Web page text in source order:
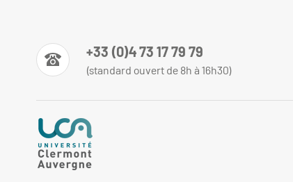
+33 (0)4 73 17 79 79
(standard ouvert de 8h à 16h30)